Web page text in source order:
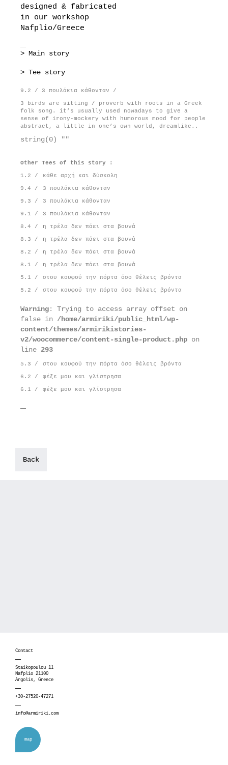
designed & fabricated
in our workshop
Nafplio/Greece
> Main story
> Tee story
9.2 / 3 πουλάκια κάθονταν /
3 birds are sitting / proverb with roots in a Greek
folk song. it’s usually used nowadays to give a
sense of irony-mockery with humorous mood for people
abstract, a little in one’s own world, dreamlike..
string(0) ""
Other Tees of this story :
1.2 / κάθε αρχή και δύσκολη
9.4 / 3 πουλάκια κάθονταν
9.3 / 3 πουλάκια κάθονταν
9.1 / 3 πουλάκια κάθονταν
8.4 / η τρέλα δεν πάει στα βουνά
8.3 / η τρέλα δεν πάει στα βουνά
8.2 / η τρέλα δεν πάει στα βουνά
8.1 / η τρέλα δεν πάει στα βουνά
5.1 / στου κουφού την πόρτα όσο θέλεις βρόντα
5.2 / στου κουφού την πόρτα όσο θέλεις βρόντα
Warning: Trying to access array offset on
false in /home/armiriki/public_html/wp-
content/themes/armirikistories-
v2/woocommerce/content-single-product.php on
line 293
5.3 / στου κουφού την πόρτα όσο θέλεις βρόντα
6.2 / φέξε μου και γλίστρησα
6.1 / φέξε μου και γλίστρησα
Back
Contact
Staikopoulou 11
Nafplio 21100
Argolis, Greece
+30-27520-47271
info@armiriki.com
map